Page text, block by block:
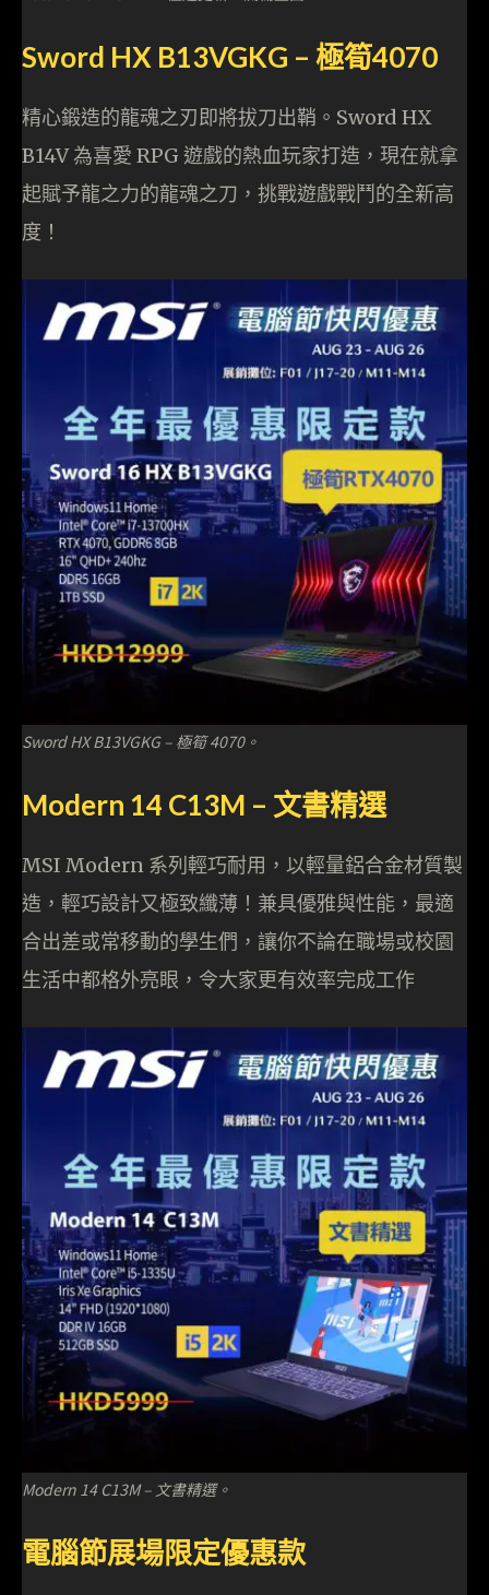
Sword HX B13VGKG – 極筍4070
精心鍛造的龍魂之刃即將拔刀出鞘。Sword HX
B14V 為喜愛 RPG 遊戲的熱血玩家打造，現在就拿
起賦予龍之力的龍魂之刀，挑戰遊戲戰鬥的全新高
度！
Sword HX B13VGKG – 極筍 4070。
Modern 14 C13M – 文書精選
MSI Modern 系列輕巧耐用，以輕量鋁合金材質製
造，輕巧設計又極致纖薄！兼具優雅與性能，最適
合出差或常移動的學生們，讓你不論在職場或校園
生活中都格外亮眼，令大家更有效率完成工作
Modern 14 C13M – 文書精選。
電腦節展場限定優惠款